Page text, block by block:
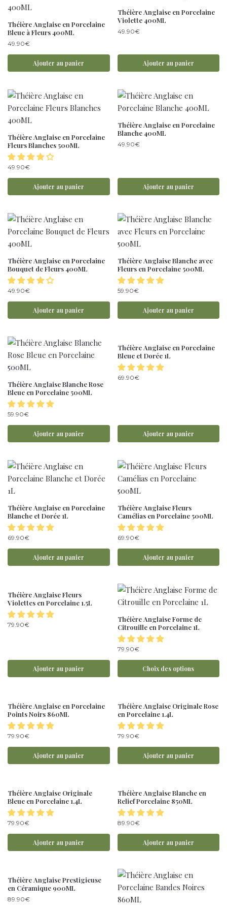
Théière Anglaise en Porcelaine
Bleue à Fleurs 400ML
49.90€
Ajouter au panier
Théière Anglaise en Porcelaine
Violette 400ML
49.90€
Ajouter au panier
Théière Anglaise en Porcelaine
Fleurs Blanches 500ML
49.90€
Ajouter au panier
Théière Anglaise en Porcelaine
Blanche 400ML
49.90€
Ajouter au panier
Théière Anglaise en Porcelaine
Bouquet de Fleurs 400ML
49.90€
Ajouter au panier
Théière Anglaise Blanche avec
Fleurs en Porcelaine 500ML
59.90€
Ajouter au panier
Théière Anglaise Blanche Rose
Bleue en Porcelaine 500ML
59.90€
Ajouter au panier
Théière Anglaise en Porcelaine
Bleue et Dorée 1L
69.90€
Ajouter au panier
Théière Anglaise en Porcelaine
Blanche et Dorée 1L
69.90€
Ajouter au panier
Théière Anglaise Fleurs
Camélias en Porcelaine 500ML
69.90€
Ajouter au panier
Théière Anglaise Fleurs
Violettes en Porcelaine 1.5L
79.90€
Ajouter au panier
Théière Anglaise Forme de
Citrouille en Porcelaine 1L
79.90€
Choix des options
Théière Anglaise en Porcelaine
Points Noirs 860ML
79.90€
Ajouter au panier
Théière Anglaise Originale Rose
en Porcelaine 1.4L
79.90€
Ajouter au panier
Théière Anglaise Originale
Bleue en Porcelaine 1.4L
79.90€
Ajouter au panier
Théière Anglaise Blanche en
Relief Porcelaine 850ML
89.90€
Ajouter au panier
Théière Anglaise Prestigieuse
en Céramique 900ML
89.90€